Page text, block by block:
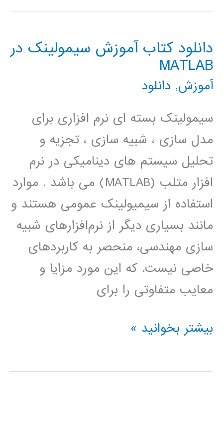
سازی
و
ساختارهای
فرکانس
بالا
در
محیط
نرم
افزار
HFSS
دانلود کتاب آموزش سیمولینک در
MATLAB
آموزش, دانلود
سیمولینک بسته ای نرم افزاری برای
مدل سازی ، شبیه سازی ، تجزیه و
تحلیل سیستم های دینامیکی در نرم
افزار متلب (MATLAB) می باشد . موارد
استفاده از سیمیولینک عمومی هستند و
مانند بسیاری دیگر از نرم‌افزارهای شبیه
سازی مهندسی، منحصر به کاربردهای
خاصی نیست. که این مورد مزایا و
معایب متفاوتی را برای
دانلود
آموزش
بیشتر بخوانید »